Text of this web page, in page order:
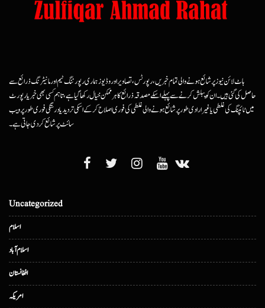
ہاٹ لائن نیوز پر شائع ہونے والی تمام خبریں، رپورٹس، تصاویر اور وڈیوز ہماری رپورٹنگ ٹیم اور مانیٹرنگ ذرائع سے
حاصل کی گئی ہیں۔ ان کو پبلش کرنے سے پہلے اسکے مصدقہ ذرائع کا ہرممکن خیال رکھا گیا ہے، تاہم کسی بھی خبر یا رپورٹ
میں ٹائپنگ کی غلطی یا غیرارادی طور پر شائع ہونے والی غلطی کی فوری اصلاح کرکے اسکی تردید یا درستگی فوری طور پر ویب
سائٹ پر شائع کردی جاتی ہے۔
Uncategorized
اسلام
اسلام آباد
افغانستان
امریکہ